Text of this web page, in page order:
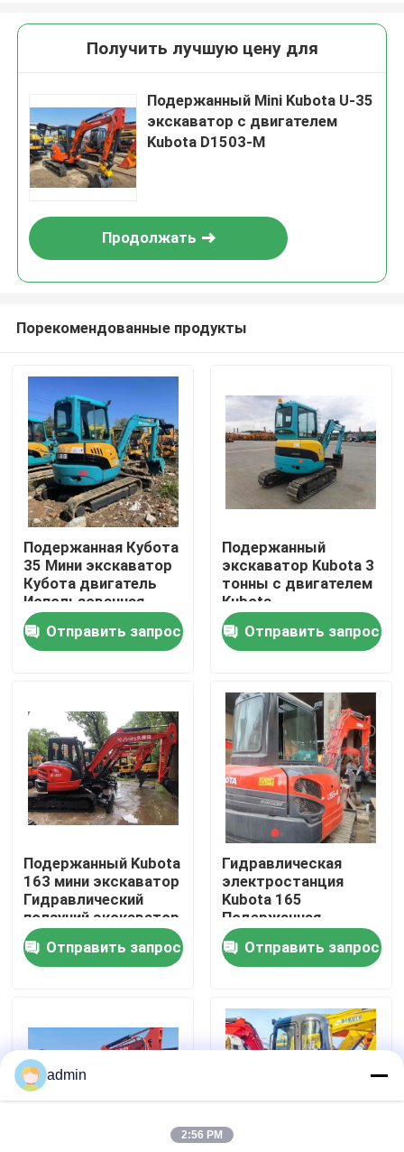
Домой
Видеозаписи
О нас
Экскурсия по заводу
Контроль качества
Свяжитесь с нами
Запросите цитату
Дорожно-строительная техника
Использованные строительные машины
Получить лучшую цену для
Подержанный Mini Kubota U-35
экскаватор с двигателем
Kubota D1503-M
Продолжать
Порекомендованные продукты
Подержанная Кубота
35 Мини экскаватор
Кубота двигатель
Использованная
строительная
техника
Отправить запрос
Подержанный
экскаватор Kubota 3
тонны с двигателем
Kubota
Отправить запрос
Подержанный Kubota
163 мини экскаватор
Гидравлический
ползучий экскаватор
оригинальный
двигатель
Отправить запрос
Гидравлическая
электростанция
Kubota 165
Подержанная
строительная
техника
Отправить запрос
admin
2:56 PM